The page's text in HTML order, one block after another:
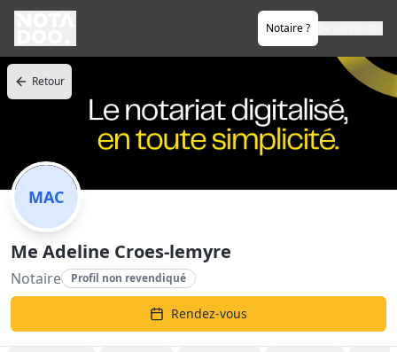
Notaire ?
Retour
MAC
Me Adeline Croes-lemyre
Notaire Profil non revendiqué
Rendez-vous